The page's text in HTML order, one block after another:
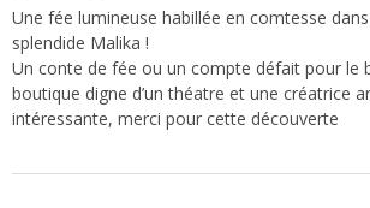
Une fée lumineuse habillée en comtesse
splendide Malika !
Un conte de fée ou un compte défait pour le
boutique digne d’un théatre et une créatrice
intéressante, merci pour cette découverte